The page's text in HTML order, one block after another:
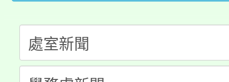
者。
份教師研習
淨零綠生活教案入校路
會
115年食農教育專業人